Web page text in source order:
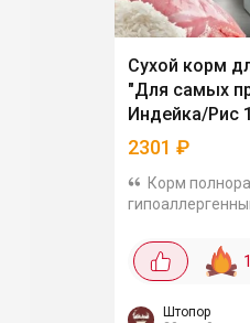
Сухой корм
"Для самых
Индейка/Рис
2301 ₽
Корм
усваиваются,
по отзывам все
Штопор